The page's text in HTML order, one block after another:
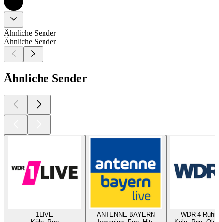
Ähnliche Sender
Ähnliche Sender
Ähnliche Sender
1LIVE
ANTENNE BAYERN
WDR 4